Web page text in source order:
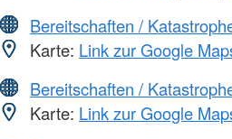
Bereitschaften /
Karte: Link zur Google
Bereitschaften /
Karte: Link zur Google